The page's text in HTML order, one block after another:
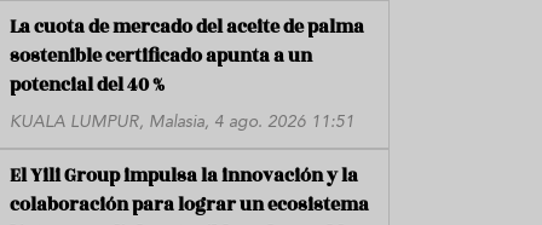
La cuota de mercado del aceite de palma
sostenible certificado apunta a un
potencial del 40 %
KUALA LUMPUR, Malasia, 4 ago. 2026 11:51
El Yili Group impulsa la innovación y la
colaboración para lograr un ecosistema